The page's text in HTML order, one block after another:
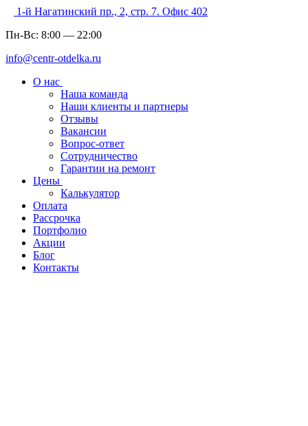
1-й Нагатинский пр., 2, стр. 7. Офис 402
Пн-Вс: 8:00 — 22:00
info@centr-otdelka.ru
О нас
Наша команда
Наши клиенты и партнеры
Отзывы
Вакансии
Вопрос-ответ
Сотрудничество
Гарантии на ремонт
Цены
Калькулятор
Оплата
Рассрочка
Портфолио
Акции
Блог
Контакты